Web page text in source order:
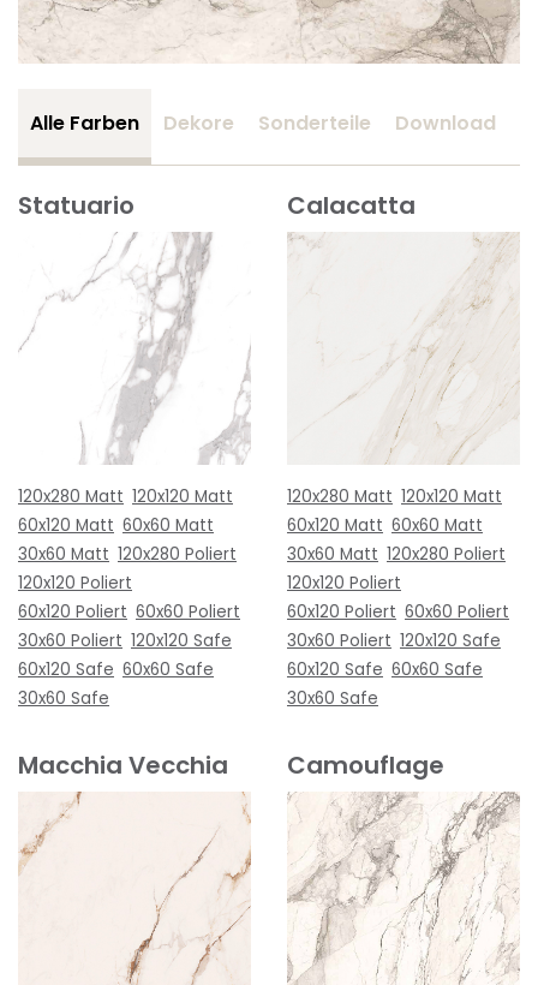
Alle Farben Dekore Sonderteile Download
Statuario
120x280 Matt 120x120 Matt
60x120 Matt 60x60 Matt
30x60 Matt 120x280 Poliert
120x120 Poliert
60x120 Poliert 60x60 Poliert
30x60 Poliert 120x120 Safe
60x120 Safe 60x60 Safe
30x60 Safe
Calacatta
120x280 Matt 120x120 Matt
60x120 Matt 60x60 Matt
30x60 Matt 120x280 Poliert
120x120 Poliert
60x120 Poliert 60x60 Poliert
30x60 Poliert 120x120 Safe
60x120 Safe 60x60 Safe
30x60 Safe
Macchia Vecchia Camouflage